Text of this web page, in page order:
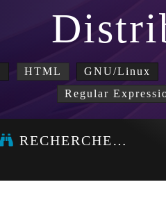
HTML GNU/Linux
Regular
RECHERCHE…